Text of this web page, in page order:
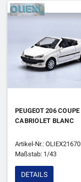
PEUGEOT 206 COUPE
CABRIOLET BLANC
Artikel-Nr.: OLIEX21670
Maßstab: 1/43
DETAILS